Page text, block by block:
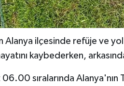
Alanya ilçesinde refüje ve
kaybederken,
06.00 sıralarında